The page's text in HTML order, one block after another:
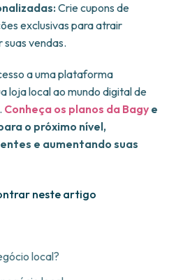
Crie cupons de
exclusivas para atrair
vendas.
a uma plataforma
loja local ao mundo digital de
Conheça os planos da Bagy e
o próximo nível,
e aumentando suas
neste artigo
local?